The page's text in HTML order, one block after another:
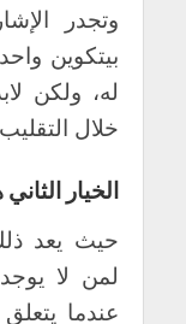
وتجدر
بيتكوين
له، ولكن
خلال
الخيار
حيث يعد ذلك
لمن لا
عندما